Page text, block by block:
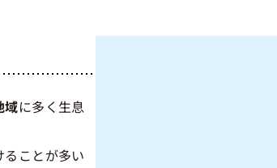
域に多く生息
ことが多い